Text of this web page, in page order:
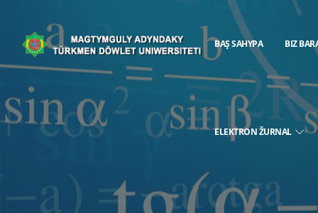
BAŞ SAHYPA BIZ
ELEKTRON ŽURNAL